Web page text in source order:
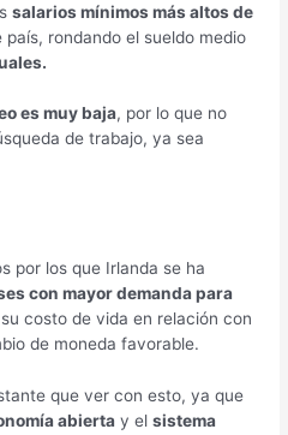
salarios mínimos más altos de
rondando el sueldo medio
es muy baja, por lo que no
de trabajo, ya sea
por los que Irlanda se ha
con mayor demanda para
costo de vida en relación con
de moneda favorable.
que ver con esto, ya que
abierta y elsistema